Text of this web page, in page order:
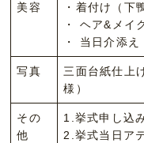
美容
・着付け（下
・ ヘア&メイ
・ 当日介添え
写真
三面台紙仕上
様）
その
他
1.挙式申し込
2.挙式当日ア